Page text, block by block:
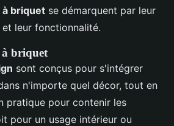
briquet se démarquent par leur
leur fonctionnalité.
à briquet
sont conçus pour s'intégrer
n'importe quel décor, tout en
pratique pour contenir les
pour un usage intérieur ou